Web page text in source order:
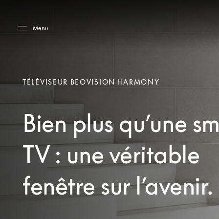
Menu
TÉLÉVISEUR BEOVISION HARMONY
Bien plus qu’une
TV : une véritable
fenêtre sur l’avenir.